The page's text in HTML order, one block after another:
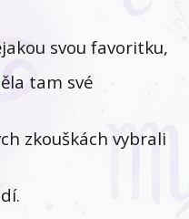
svou favoritku,
tam své
zkouškách vybrali